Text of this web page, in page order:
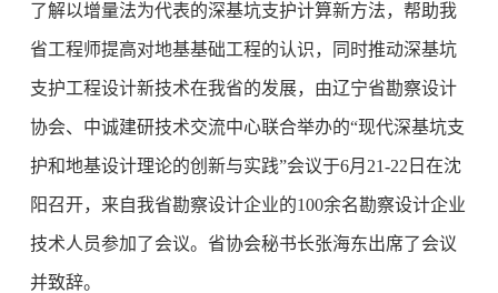
了解以增量法为代表的深基坑支护计算新方法，帮助我
省工程师提高对地基基础工程的认识，同时推动深基坑
支护工程设计新技术在我省的发展，由辽宁省勘察设计
协会、中诚建研技术交流中心联合举办的“现代深基坑支
护和地基设计理论的创新与实践”会议于6月21-22日在沈
阳召开，来自我省勘察设计企业的100余名勘察设计企业
技术人员参加了会议。省协会秘书长张海东出席了会议
并致辞。